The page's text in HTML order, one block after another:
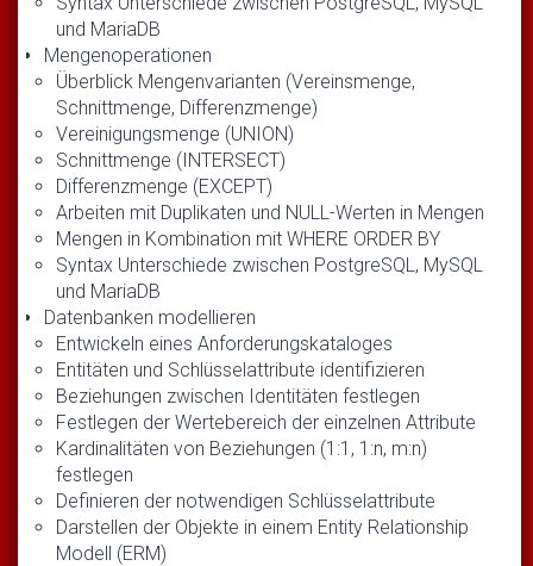
und MariaDB
Mengenoperationen
Überblick Mengenvarianten (Vereinsmenge,
Schnittmenge, Differenzmenge)
Vereinigungsmenge (UNION)
Schnittmenge (INTERSECT)
Differenzmenge (EXCEPT)
Arbeiten mit Duplikaten und NULL-Werten in Mengen
Mengen in Kombination mit WHERE ORDER BY
Syntax Unterschiede zwischen PostgreSQL, MySQL
und MariaDB
Datenbanken modellieren
Entwickeln eines Anforderungskataloges
Entitäten und Schlüsselattribute identifizieren
Beziehungen zwischen Identitäten festlegen
Festlegen der Wertebereich der einzelnen Attribute
Kardinalitäten von Beziehungen (1:1, 1:n, m:n)
festlegen
Definieren der notwendigen Schlüsselattribute
Darstellen der Objekte in einem Entity Relationship
Modell (ERM)